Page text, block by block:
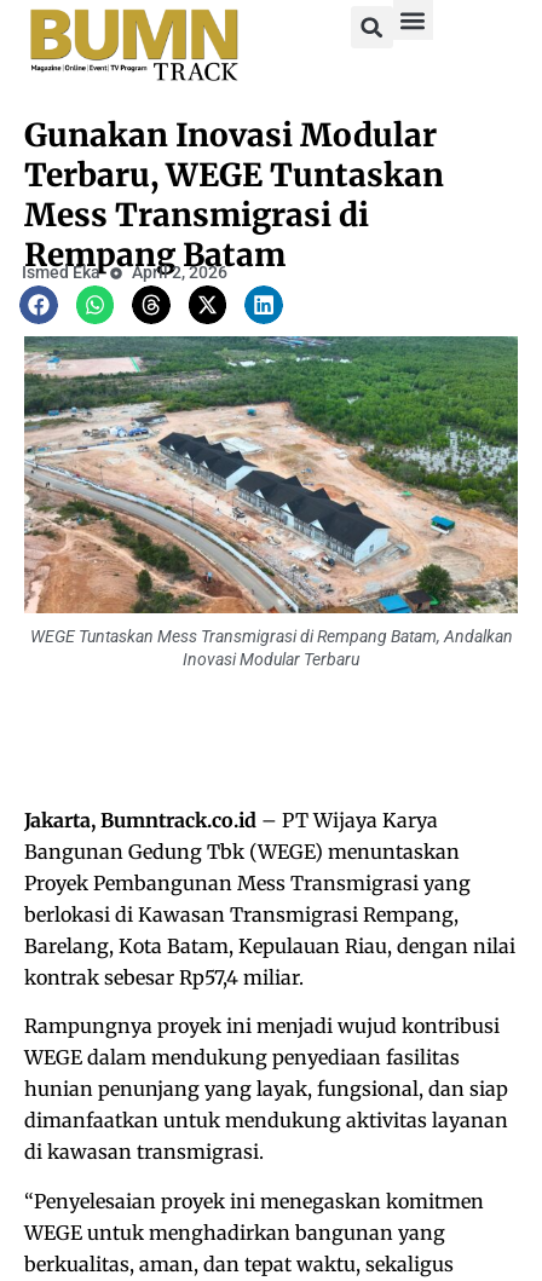
Gunakan Inovasi Modular
Terbaru, WEGE Tuntaskan
Mess Transmigrasi di
Rempang Batam
Ismed Eka April 2, 2026
WEGE Tuntaskan Mess Transmigrasi di Rempang Batam, Andalkan
Inovasi Modular Terbaru
Jakarta, Bumntrack.co.id – PT Wijaya Karya
Bangunan Gedung Tbk (WEGE) menuntaskan
Proyek Pembangunan Mess Transmigrasi yang
berlokasi di Kawasan Transmigrasi Rempang,
Barelang, Kota Batam, Kepulauan Riau, dengan nilai
kontrak sebesar Rp57,4 miliar.
Rampungnya proyek ini menjadi wujud kontribusi
WEGE dalam mendukung penyediaan fasilitas
hunian penunjang yang layak, fungsional, dan siap
dimanfaatkan untuk mendukung aktivitas layanan
di kawasan transmigrasi.
“Penyelesaian proyek ini menegaskan komitmen
WEGE untuk menghadirkan bangunan yang
berkualitas, aman, dan tepat waktu, sekaligus